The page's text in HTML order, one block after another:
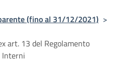
(fino al 31/12/2021) >
art. 13 del Regolamento
Interni